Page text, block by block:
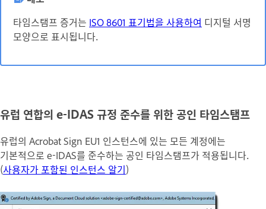
타임스탬프 증거는 ISO 8601 표기법을 사용하여 디지털 서명
모양으로 표시됩니다.
유럽 연합의 e-IDAS 규정 준수를 위한 공인 타임스탬프
유럽의 Acrobat Sign EU1 인스턴스에 있는 모든 계정에는
기본적으로 e-IDAS를 준수하는 공인 타임스탬프가 적용됩니다.
(사용자가 포함된 인스턴스 알기)